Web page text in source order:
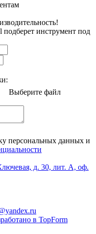
инструмент под
Выберите файл
персональных данных и
д. 30, лит. А, оф.
в TopForm